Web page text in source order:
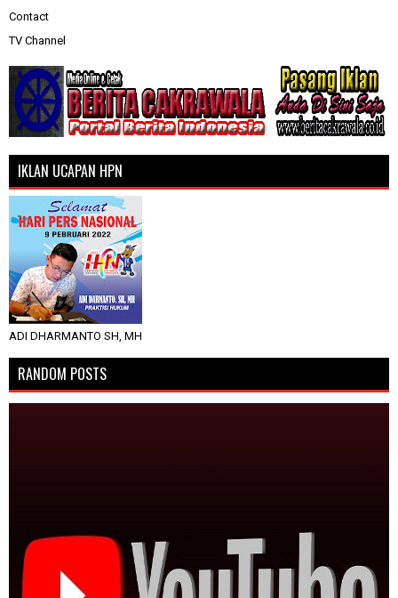
Contact
TV Channel
IKLAN UCAPAN HPN
ADI DHARMANTO SH, MH
RANDOM POSTS